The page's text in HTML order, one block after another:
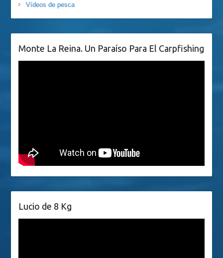
Vídeos de pesca
Monte La Reina. Un Paraíso Para El Carpfishing
Lucio de 8 Kg